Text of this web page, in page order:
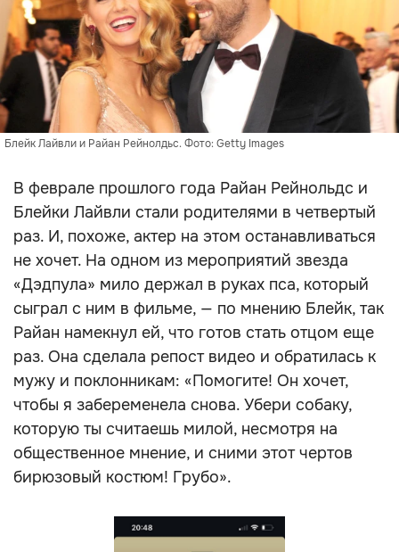
Блейк Лайвли и Райан Рейнолдьс. Фото: Getty Images
В феврале прошлого года Райан Рейнольдс и
Блейки Лайвли стали родителями в четвертый
раз. И, похоже, актер на этом останавливаться
не хочет. На одном из мероприятий звезда
«Дэдпула» мило держал в руках пса, который
сыграл с ним в фильме, — по мнению Блейк, так
Райан намекнул ей, что готов стать отцом еще
раз. Она сделала репост видео и обратилась к
мужу и поклонникам: «Помогите! Он хочет,
чтобы я забеременела снова. Убери собаку,
которую ты считаешь милой, несмотря на
общественное мнение, и сними этот чертов
бирюзовый костюм! Грубо».